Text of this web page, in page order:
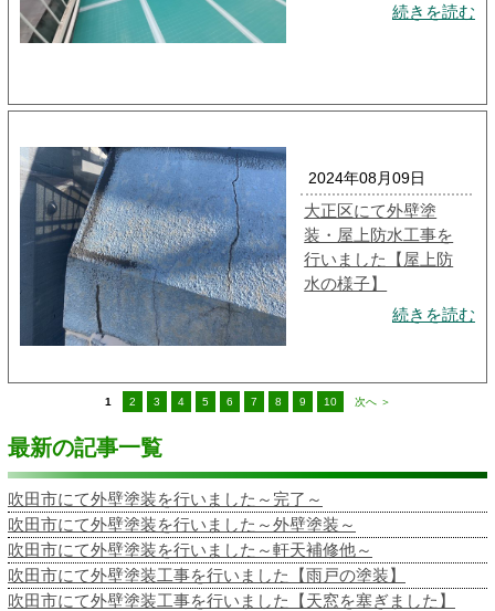
続きを読む
2024年08月09日
大正区にて外壁塗
装・屋上防水工事を
行いました【屋上防
水の様子】
続きを読む
1 2 3 4 5 6 7 8 9 10 次へ ＞
最新の記事一覧
吹田市にて外壁塗装を行いました～完了～
吹田市にて外壁塗装を行いました～外壁塗装～
吹田市にて外壁塗装を行いました～軒天補修他～
吹田市にて外壁塗装工事を行いました【雨戸の塗装】
吹田市にて外壁塗装工事を行いました【天窓を塞ぎました】